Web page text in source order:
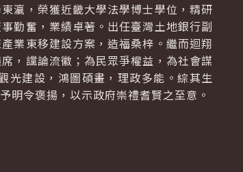
瀛，榮獲近畿大學法學博士學位，精研
勤奮，業績卓著。出任臺灣土地銀行副
業東移建設方案，造福桑梓。繼而迴翔
，讜論流徽；為民眾爭權益，為社會謀
光建設，鴻圖碩畫，理政多能。綜其生
明令褒揚，以示政府崇禮耆賢之至意。